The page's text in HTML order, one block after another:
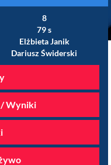
8
79 s
Elżbieta Janik
Dariusz Świderski
Wyniki